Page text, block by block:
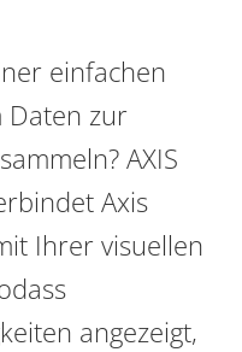
einfachen
Daten zur
AXIS
Axis
Ihrer visuellen
angezeigt,